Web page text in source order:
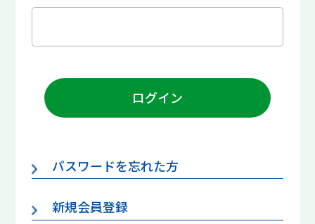
ログイン
パスワードを忘れた方
新規会員登録